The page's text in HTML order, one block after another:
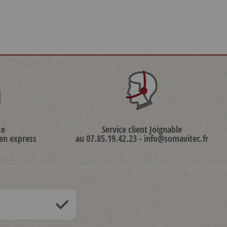
express
Service client Joignable
au 07.85.19.42.23 - info@somavitec.fr